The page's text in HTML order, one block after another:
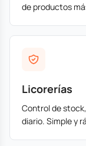
de productos
Licorerías
Control de
diario. Simple y